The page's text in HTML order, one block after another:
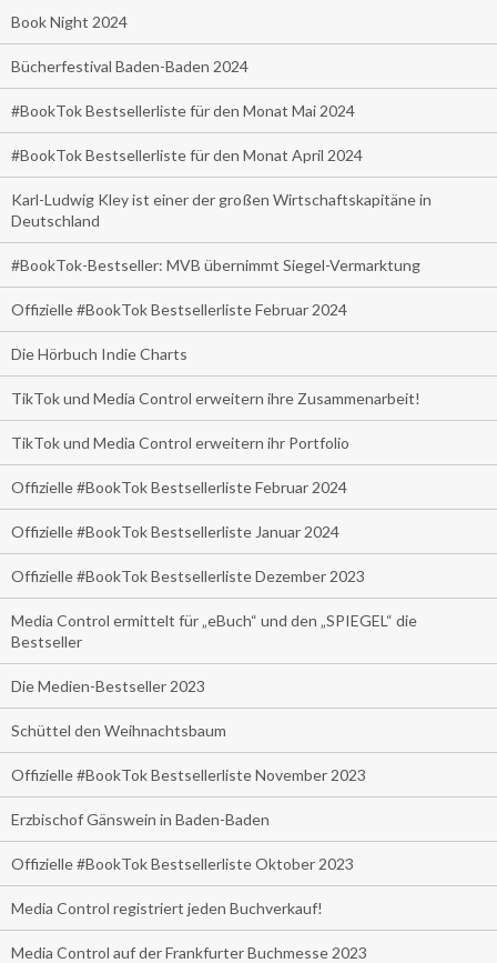
Book Night 2024
Bücherfestival Baden-Baden 2024
#BookTok Bestsellerliste für den Monat Mai 2024
#BookTok Bestsellerliste für den Monat April 2024
Karl-Ludwig Kley ist einer der großen Wirtschaftskapitäne in
Deutschland
#BookTok-Bestseller: MVB übernimmt Siegel-Vermarktung
Offizielle #BookTok Bestsellerliste Februar 2024
Die Hörbuch Indie Charts
TikTok und Media Control erweitern ihre Zusammenarbeit!
TikTok und Media Control erweitern ihr Portfolio
Offizielle #BookTok Bestsellerliste Februar 2024
Offizielle #BookTok Bestsellerliste Januar 2024
Offizielle #BookTok Bestsellerliste Dezember 2023
Media Control ermittelt für „eBuch“ und den „SPIEGEL“ die
Bestseller
Die Medien-Bestseller 2023
Schüttel den Weihnachtsbaum
Offizielle #BookTok Bestsellerliste November 2023
Erzbischof Gänswein in Baden-Baden
Offizielle #BookTok Bestsellerliste Oktober 2023
Media Control registriert jeden Buchverkauf!
Media Control auf der Frankfurter Buchmesse 2023